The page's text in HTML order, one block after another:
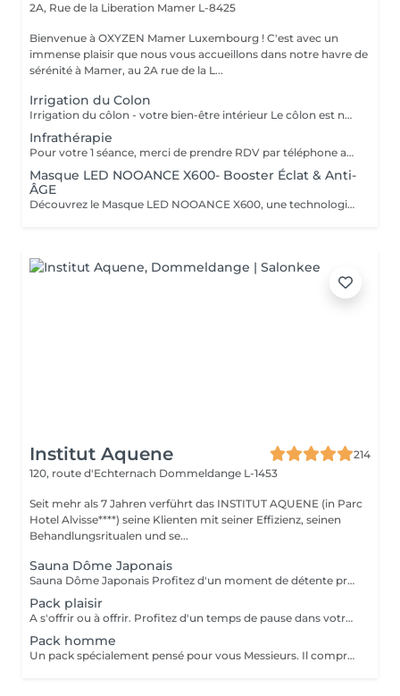
2A, Rue de la Liberation Mamer L-8425
Bienvenue à OXYZEN Mamer Luxembourg ! C'est avec un
immense plaisir que nous vous accueillons dans notre havre de
sérénité à Mamer, au 2A rue de la L...
Irrigation du Colon
Irrigation du côlon - votre bien-être intérieur Le côlon est notre deuxième cerveau : pour une véritable harmonie, il est essentiel de prendre soin à la fois de son mental et de sa digestion. Une séance se déroule en deux temps : - Un échange personnalisé sur votre hygiène de vie, afin de vous donner des conseils alimentaires adaptés.( + ou - 30 minutes) - La séance d'irrigation ( + ou - 45 minutes), réalisée en douceur avec un appareil spécialisé, pour purifier et régénérer votre système digestif. Bienfaits : * Soulage ballonnements et lourdeurs * Améliore le transit * Élimine gaz et fermentations * Favorise une flore intestinale équilibrée * Apporte légèreté, vitalité et détente L'extérieur reflète l'intérieur : une peau lumineuse et un bien-être visible commencent par un côlon équilibré. Pour plus d'informations, consultez notre site : https://www.oxyzen.lu/massages/irrigation-du-colon.html
Infrathérapie
Pour votre 1 séance, merci de prendre RDV par téléphone afin que nous puissions définir ensemble le programme le plus adapté à vos attentes : +352 661 271 063 Infrathérapie Vital Dome une chaleur douce et profonde Souvent comparée au sauna, l'infrathérapie est différente : elle utilise les infrarouges longs (sans lumière, chaleur progressive). Résultat : une élimination jusqu'à 20 fois plus de toxines et metaux lourds qu'un sauna classique, tout en apportant confort et détente. Bienfaits : * Détox : élimine toxines et métaux lourds, relance le drainage, oxygène les tissus. * Beauté : raffermit, régénère la peau, atténue rides et cellulite. * Relaxation : réduit stress, tensions nerveuses et améliore le sommeil. * Sport : récupération, oxygénation musculaire, réduit courbatures et raideurs. * Santé : stimule l'immunité, apaise douleurs articulaires et rhumatismes. * Saisons : en hiver, réchauffe durablement et prévient les maux ; en été, soulage jambes lourdes et rétention d'eau. Avec ses 38 programmes personnalisés, l'infrathérapie s'adapte à vos besoins Cure conseillée : 1 à 2 séances par semaine pendant 5 semaines, puis 1 toutes les 1 à 2 semaines. Tarifs : séance 45 min 49€ | séance 60 min 59€ | forfaits disponibles : Séances de 45 min 5 séances : 200€ 10 séances : 350€ 20 séances : 600€ Séances de 60 min. 1 séance de 1h : 59€ 5 séances : 240€ 10 séances : 475€ 20 séances : 850€ Pour plus d'informations, consultez notre site : https://www.oxyzen.lu/massages/infratherapie.html
Masque LED NOOANCE X600- Booster Éclat & Anti-
ÂGE
Découvrez le Masque LED NOOANCE X600, une technologie de luminothérapie conçue pour améliorer l'éclat de la peau, stimuler le collagène et aider à réduire les signes de fatigue et de l'âge en seulement 10 minutes. Séance découverte : 15€ au lieu de 20€ Si vous testez le masque puis décidez de l'acheter chez OXYZEN MAMER : 10% de remise sur le masque NOOANCE X600 : 629,10€ au lieu de 699€ Séance découverte remboursée : -20€ 2 séances d'Infrathérapie offertes d'une valeur de 98€ Soit un avantage total de 187,90€ offert chez OXYZEN MAMER. L'association du Masque NOOANCE X600 et de l'Infrathérapie permet d'optimiser les résultats grâce à une meilleure stimulation et récupération cellulaire.
Institut Aquene
214
120, route d'Echternach Dommeldange L-1453
Seit mehr als 7 Jahren verführt das INSTITUT AQUENE (in Parc
Hotel Alvisse****) seine Klienten mit seiner Effizienz, seinen
Behandlungsritualen und se...
Sauna Dôme Japonais
Sauna Dôme Japonais Profitez d'un moment de détente profonde grâce au Sauna Dôme Japonais, une technologie de chaleur douce qui enveloppe le corps tout en laissant la tête à l'air libre. Ce soin favorise : la relaxation musculaire l'élimination des toxines l'activation de la circulation sanguine une sensation de bien-être immédiate Idéal pour relâcher les tensions, purifier l'organisme et offrir au corps un véritable moment de lâcher-prise.
Pack plaisir
A s'offrir ou à offrir. Profitez d'un temps de pause dans votre quotidien. Ce pack comprend: - Un soin visage hyaluronique pour l'éclat, l'hydratation et anti-rides. Convient à tout type de peau. - Un masque de massage pour les yeux (Eye Bar) - Un gommage corps - Un enveloppement corps pour renourrir la peau - Un bain de paraffine pour les mains - Une pédicure Prix 275€ au lieu de 325€
Pack homme
Un pack spécialement pensé pour vous Messieurs. Il comprend: - Un soin visage océan pour l'antifatigue, rafraîchir la peau et l'anti-rides. Convient à tout type de peau. - Microdermabrasion pour une peau plus douce - Un soin des yeux - Un masque de massage (Eye Bar) - Un massage crânien - Une pédicure Prix 256€ au lieu de 283€